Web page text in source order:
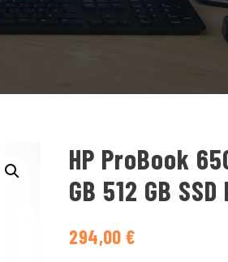
HP ProBook
GB 512 GB
294,00€